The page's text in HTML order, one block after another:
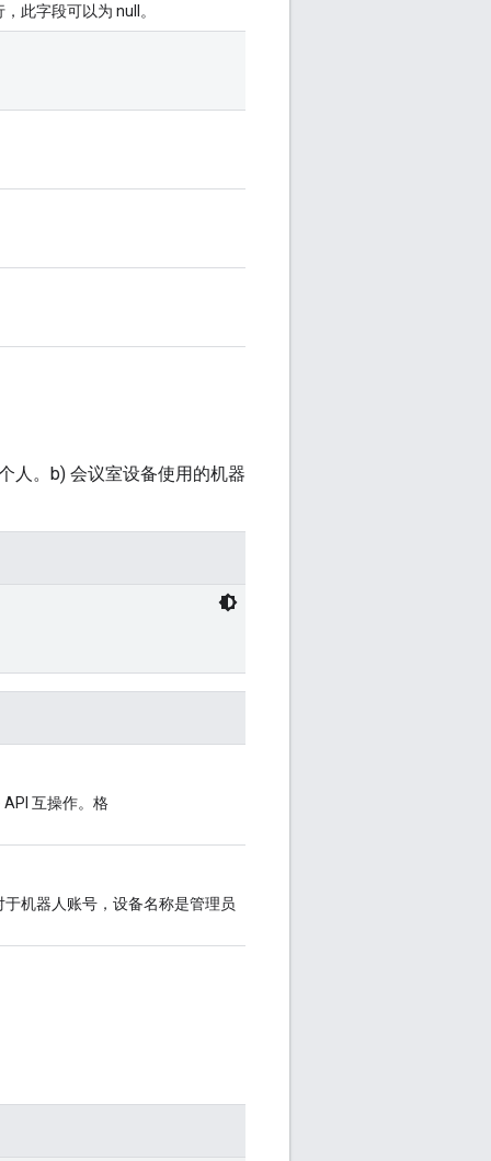
此字段可以为 null。
人。b) 会议室设备使用的机器
API 互操作。格
机器人账号，设备名称是管理员